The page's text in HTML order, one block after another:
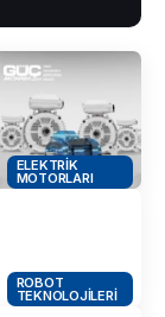
ELEKTRIK
MOTORLARI
ROBOT
TEKNOLOJILERI